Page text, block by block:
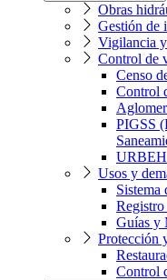
Obras
Gestión de
Vigilancia
Control de
Censo
Control
PIGSS
Usos y
Sistema
Guías y
Protección
Control